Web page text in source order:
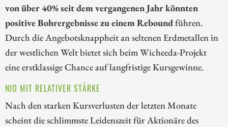
von über 40% seit dem vergangenen Jahr könnten
positive Bohrergebnisse zu einem Reboundführen.
Durch die Angebotsknappheit an seltenen Erdmetallen in
der westlichen Welt bietet sich beim Wicheeda-Projekt
eine erstklassige Chance auf langfristige Kursgewinne.
NIO MIT RELATIVER STÄRKE
Nach den starken Kursverlusten der letzten Monate
scheint die schlimmste Leidenszeit für Aktionäre des